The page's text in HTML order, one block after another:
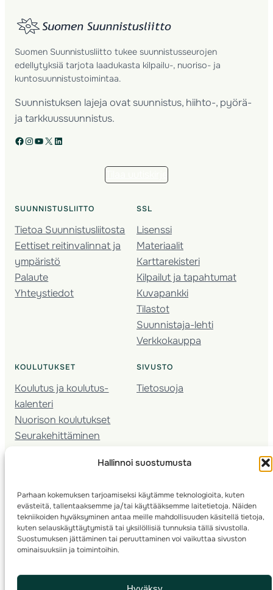
Hallinnoi suostumusta
Parhaan kokemuksen tarjoamiseksi käytämme teknologioita, kuten
evästeitä, tallentaaksemme ja/tai käyttääksemme laitetietoja. Näiden
tekniikoiden hyväksyminen antaa meille mahdollisuuden käsitellä tietoja,
kuten selauskäyttäytymistä tai yksilöllisiä tunnuksia tällä sivustolla.
Suostumuksen jättäminen tai peruuttaminen voi vaikuttaa sivuston
ominaisuuksiin ja toimintoihin.
Suomen Suunnistusliitto tukee suunnistusseurojen
edellytyksiä tarjota laadukasta kilpailu-, nuoriso- ja
kuntosuunnistustoimintaa.
Suunnistuksen lajeja ovat suunnistus, hiihto-, pyörä-
ja tarkkuussuunnistus.
Facebook Instagram YouTube X LinkedIn
SUUNNISTUSLIITTO
Tietoa Suunnistusliitosta
Eettiset reitinvalinnat ja
ympäristö
Palaute
Yhteystiedot
SSL
Lisenssi
Materiaalit
Karttarekisteri
Kilpailut ja tapahtumat
Kuvapankki
Tilastot
Suunnistaja-lehti
Verkkokauppa
KOULUTUKSET
Koulutus ja koulutus­
kalenteri
Nuorison koulutukset
Seura­kehittäminen
SIVUSTO
Tietosuoja
© 2025 ·Suomen Suunnistusliitto· Valimotie 10, 00380 Helsinki, Finland
info(a)suunnistusliitto.fi,Rastilipun asiat: rastilippu(a)suunnistusliitto.fi